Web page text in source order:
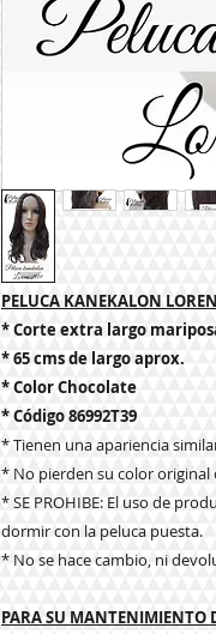
PELUCA KANEKALON
* Corte extra largo
* 65 cms de largo aprox.
* Color Chocolate
* Código 86992T39
* Tienen una apariencia
* No pierden su color original
* SE PROHIBE: El uso de
dormir con la peluca puesta.
* No se hace cambio, ni
PARA SU MANTENIMIENTO